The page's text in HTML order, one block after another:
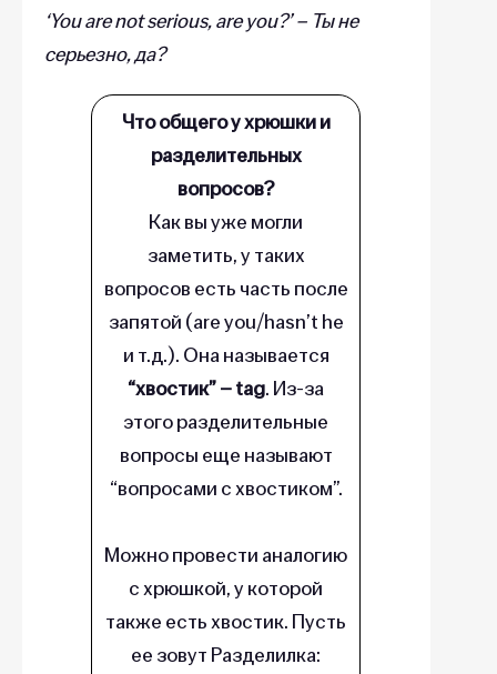
‘You are not serious, are you?’ – Ты не
серьезно, да?
Что общего у хрюшки и
разделительных
вопросов?
Как вы уже могли
заметить, у таких
вопросов есть часть после
запятой (are you/hasn’t he
и т.д.). Она называется
“хвостик” – tag. Из-за
этого разделительные
вопросы еще называют
“вопросами с хвостиком”.
Можно провести аналогию
с хрюшкой, у которой
также есть хвостик. Пусть
ее зовут Разделилка: